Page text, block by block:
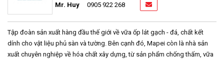
Mr. Huy 0905 922 268
Tập đoàn sản xuất hàng đầu thế giới về vữa ốp lát gạch - đá, chất kết
dính cho vật liệu phủ sàn và tường. Bên cạnh đó, Mapei còn là nhà sản
xuất chuyên nghiệp về hóa chất xây dựng, từ sản phẩm chống thấm, vữa